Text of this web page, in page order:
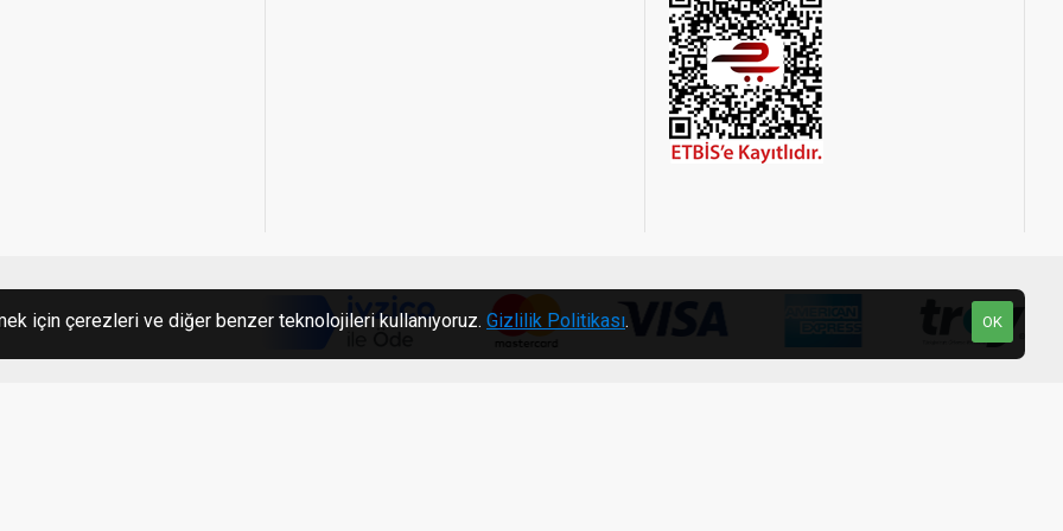
OK
için çerezleri ve diğer benzer teknolojileri kullanıyoruz. Gizlilik Politikası.